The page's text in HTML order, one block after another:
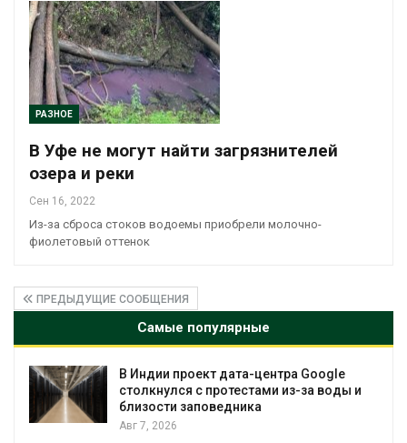
РАЗНОЕ
В Уфе не могут найти загрязнителей
озера и реки
Сен 16, 2022
Из-за сброса стоков водоемы приобрели молочно-
фиолетовый оттенок
ПРЕДЫДУЩИЕ СООБЩЕНИЯ
Самые популярные
В Индии проект дата-центра Google
столкнулся с протестами из-за воды и
близости заповедника
Авг 7, 2026